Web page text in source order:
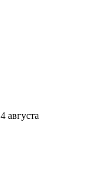
4 августа